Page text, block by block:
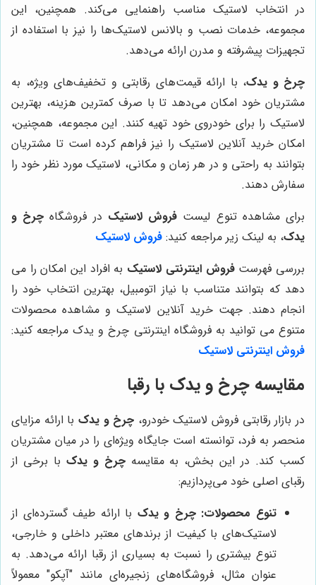
در انتخاب لاستیک مناسب راهنمایی می‌کند. همچنین، این
مجموعه، خدمات نصب و بالانس لاستیک‌ها را نیز با استفاده از
تجهیزات پیشرفته و مدرن ارائه می‌دهد.
چرخ و یدک، با ارائه قیمت‌های رقابتی و تخفیف‌های ویژه، به
مشتریان خود امکان می‌دهد تا با صرف کمترین هزینه، بهترین
لاستیک را برای خودروی خود تهیه کنند. این مجموعه، همچنین،
امکان خرید آنلاین لاستیک را نیز فراهم کرده است تا مشتریان
بتوانند به راحتی و در هر زمان و مکانی، لاستیک مورد نظر خود را
سفارش دهند.
برای مشاهده تنوع لیست فروش لاستیک در فروشگاه چرخ و
یدک، به لینک زیر مراجعه کنید: فروش لاستیک
بررسی فهرستفروش اینترنتی لاستیک به افراد این امکان را می
دهد که بتوانند متناسب با نیاز اتومبیل، بهترین انتخاب خود را
انجام دهند. جهت خرید آنلاین لاستیک و مشاهده محصولات
متنوع می توانید به فروشگاه اینترنتی چرخ و یدک مراجعه کنید:
فروش اینترنتی لاستیک
مقایسه چرخ و یدک با رقبا
در بازار رقابتی فروش لاستیک خودرو، چرخ و یدک با ارائه مزایای
منحصر به فرد، توانسته است جایگاه ویژه‌ای را در میان مشتریان
کسب کند. در این بخش، به مقایسهچرخ و یدک با برخی از
رقبای اصلی خود می‌پردازیم:
تنوع محصولات: چرخ و یدک با ارائه طیف گسترده‌ای از
لاستیک‌های با کیفیت از برندهای معتبر داخلی و خارجی،
تنوع بیشتری را نسبت به بسیاری از رقبا ارائه می‌دهد. به
عنوان مثال، فروشگاه‌های زنجیره‌ای مانند "آپکو" معمولاً